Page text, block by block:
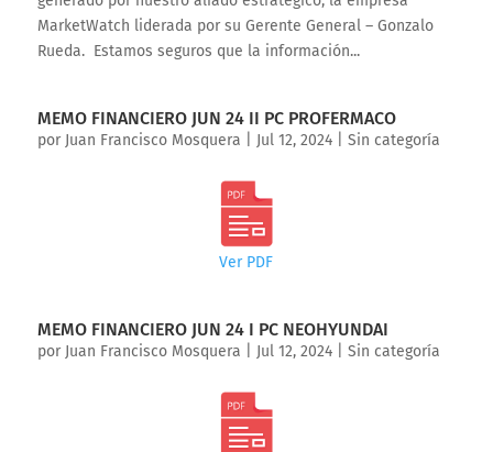
MarketWatch liderada por su Gerente General – Gonzalo
Rueda. Estamos seguros que la información...
MEMO FINANCIERO JUN 24 II PC PROFERMACO
por Juan Francisco Mosquera Jul 12, 2024| Sin categoría
Ver PDF
MEMO FINANCIERO JUN 24 I PC NEOHYUNDAI
por Juan Francisco Mosquera Jul 12, 2024| Sin categoría